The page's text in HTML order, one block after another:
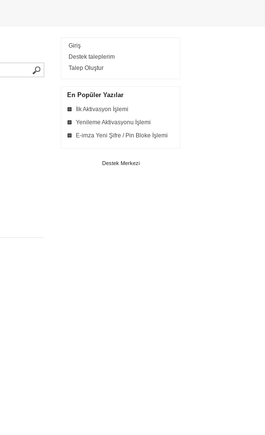
Giriş
Destek taleplerim
Talep Oluştur
En Popüler Yazılar
İlk Aktivasyon İşlemi
Yenileme Aktivasyonu İşlemi
E-imza Yeni Şifre / Pin Bloke İşlemi
Destek Merkezi